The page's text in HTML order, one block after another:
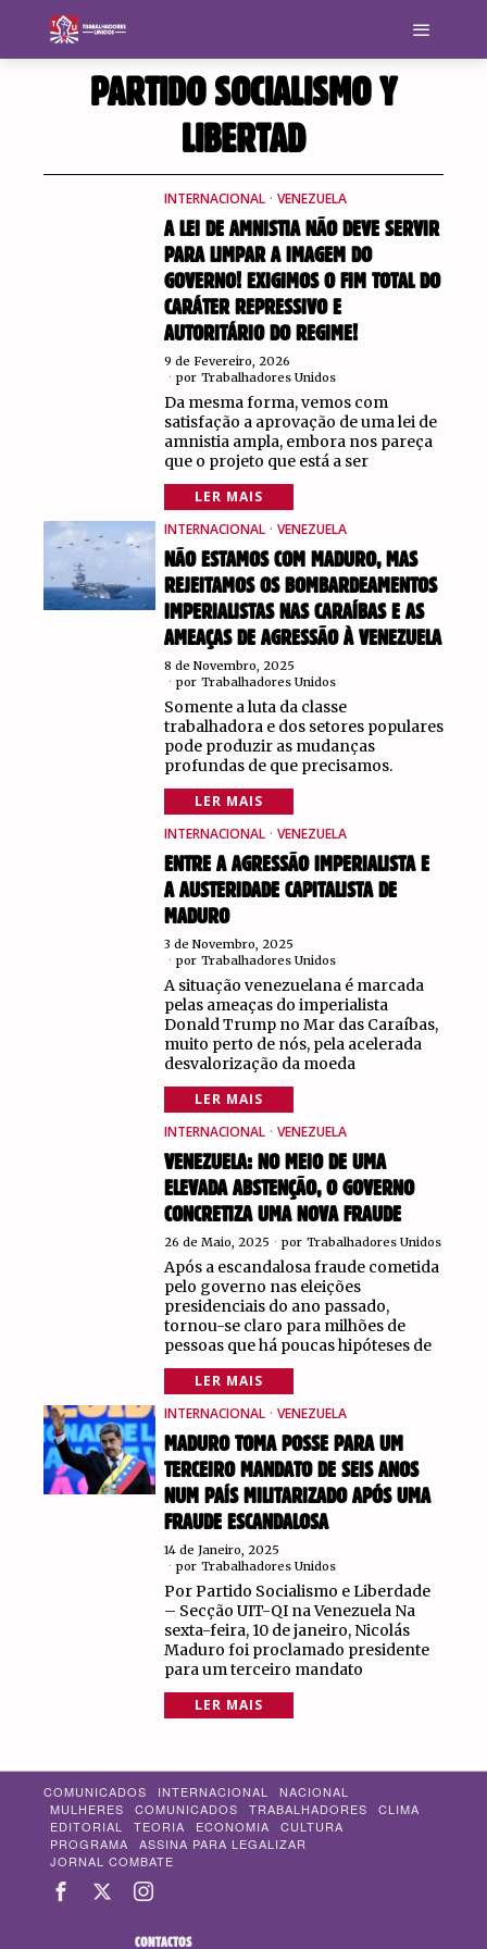
PARTIDO SOCIALISMO Y
LIBERTAD
INTERNACIONAL · VENEZUELA
A LEI DE AMNISTIA NÃO DEVE SERVIR
PARA LIMPAR A IMAGEM DO
GOVERNO! EXIGIMOS O FIM TOTAL DO
CARÁTER REPRESSIVO E
AUTORITÁRIO DO REGIME!
9 de Fevereiro, 2026
por Trabalhadores Unidos
Da mesma forma, vemos com
satisfação a aprovação de uma lei de
amnistia ampla, embora nos pareça
que o projeto que está a ser
LER MAIS
INTERNACIONAL · VENEZUELA
NÃO ESTAMOS COM MADURO, MAS
REJEITAMOS OS BOMBARDEAMENTOS
IMPERIALISTAS NAS CARAÍBAS E AS
AMEAÇAS DE AGRESSÃO À VENEZUELA
8 de Novembro, 2025
por Trabalhadores Unidos
Somente a luta da classe
trabalhadora e dos setores populares
pode produzir as mudanças
profundas de que precisamos.
LER MAIS
INTERNACIONAL · VENEZUELA
ENTRE A AGRESSÃO IMPERIALISTA E
A AUSTERIDADE CAPITALISTA DE
MADURO
3 de Novembro, 2025
por Trabalhadores Unidos
A situação venezuelana é marcada
pelas ameaças do imperialista
Donald Trump no Mar das Caraíbas,
muito perto de nós, pela acelerada
desvalorização da moeda
LER MAIS
INTERNACIONAL · VENEZUELA
VENEZUELA: NO MEIO DE UMA
ELEVADA ABSTENÇÃO, O GOVERNO
CONCRETIZA UMA NOVA FRAUDE
26 de Maio, 2025 por Trabalhadores Unidos
Após a escandalosa fraude cometida
pelo governo nas eleições
presidenciais do ano passado,
tornou-se claro para milhões de
pessoas que há poucas hipóteses de
LER MAIS
INTERNACIONAL · VENEZUELA
MADURO TOMA POSSE PARA UM
TERCEIRO MANDATO DE SEIS ANOS
NUM PAÍS MILITARIZADO APÓS UMA
FRAUDE ESCANDALOSA
14 de Janeiro, 2025
por Trabalhadores Unidos
Por Partido Socialismo e Liberdade
– Secção UIT-QI na Venezuela Na
sexta-feira, 10 de janeiro, Nicolás
Maduro foi proclamado presidente
para um terceiro mandato
LER MAIS
COMUNICADOS INTERNACIONAL
NACIONAL
MULHERES
COMUNICADOS TRABALHADORES
CLIMA
EDITORIAL
TEORIA ECONOMIA
CULTURA
PROGRAMA
ASSINA PARA LEGALIZAR
JORNAL COMBATE
CONTACTOS